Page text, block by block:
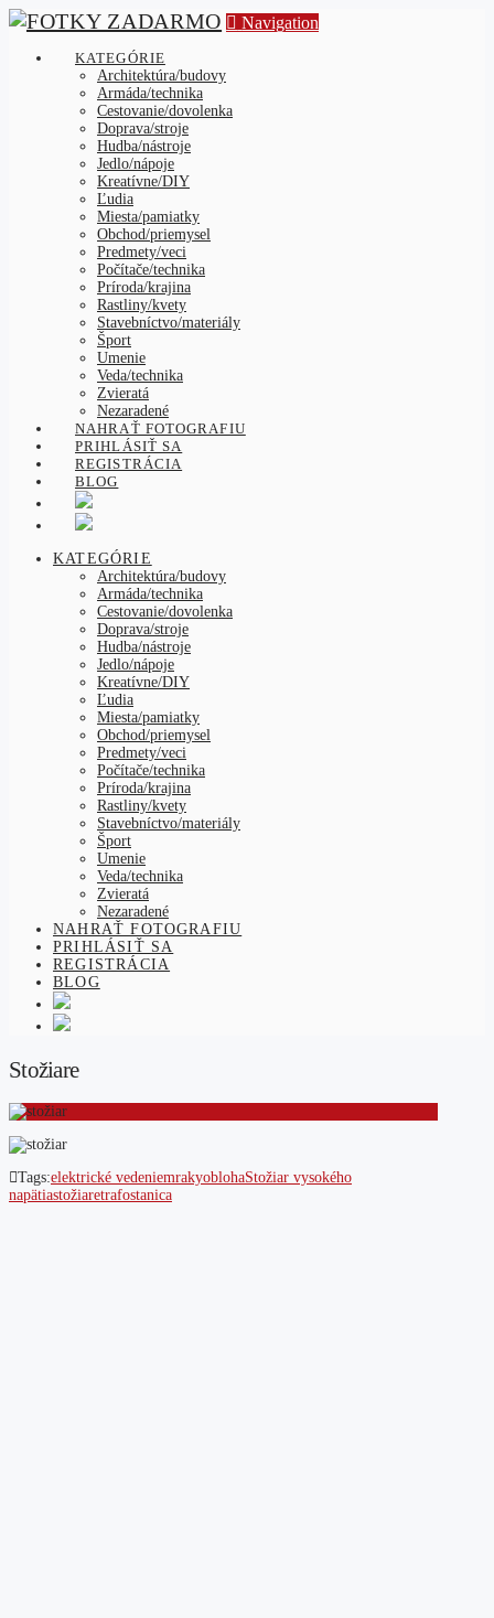
Navigation
KATEGÓRIE
Architektúra/budovy
Armáda/technika
Cestovanie/dovolenka
Doprava/stroje
Hudba/nástroje
Jedlo/nápoje
Kreatívne/DIY
Ľudia
Miesta/pamiatky
Obchod/priemysel
Predmety/veci
Počítače/technika
Príroda/krajina
Rastliny/kvety
Stavebníctvo/materiály
Šport
Umenie
Veda/technika
Zvieratá
Nezaradené
NAHRAŤ FOTOGRAFIU
PRIHLÁSIŤ SA
REGISTRÁCIA
BLOG
KATEGÓRIE
Architektúra/budovy
Armáda/technika
Cestovanie/dovolenka
Doprava/stroje
Hudba/nástroje
Jedlo/nápoje
Kreatívne/DIY
Ľudia
Miesta/pamiatky
Obchod/priemysel
Predmety/veci
Počítače/technika
Príroda/krajina
Rastliny/kvety
Stavebníctvo/materiály
Šport
Umenie
Veda/technika
Zvieratá
Nezaradené
NAHRAŤ FOTOGRAFIU
PRIHLÁSIŤ SA
REGISTRÁCIA
BLOG
Stožiare
Tags:elektrické vedeniemrakyoblohaStožiar vysokého
napätiastožiaretrafostanica